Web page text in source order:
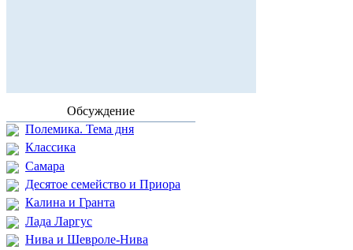
Обсуждение
Полемика. Тема дня
Классика
Самара
Десятое семейство и Приора
Калина и Гранта
Лада Ларгус
Нива и Шевроле-Нива